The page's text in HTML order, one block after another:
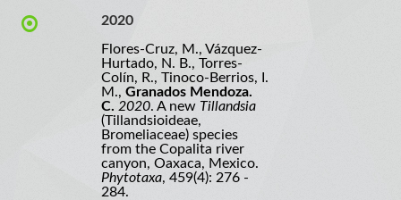
2020
Flores-Cruz, M., Vázquez-
Hurtado, N. B., Torres-
Colín, R., Tinoco-Berrios, I.
M., Granados Mendoza.
C. 2020. A new Tillandsia
(Tillandsioideae,
Bromeliaceae) species
from the Copalita river
canyon, Oaxaca, Mexico.
Phytotaxa, 459(4): 276 -
284.